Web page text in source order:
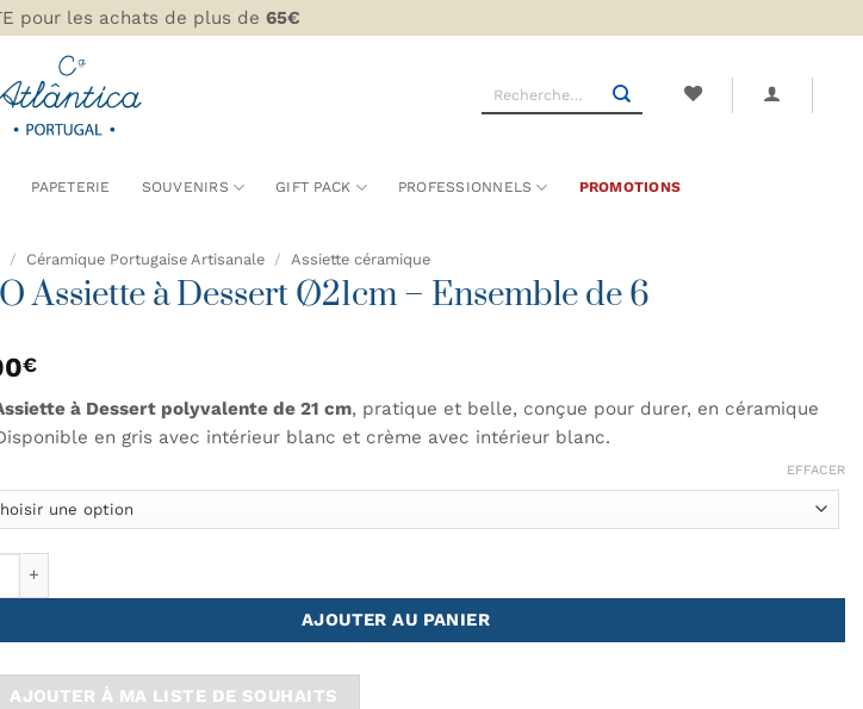
pour les achats de plus de 65€
Recherche
PAPETERIE SOUVENIRS GIFT PACK PROFESSIONNELS PROMOTIONS
/ Céramique Portugaise Artisanale / Assiette céramique
Assiette à Dessert Ø21cm – Ensemble de 6
€
à Dessert polyvalente de 21 cm, pratique et belle, conçue pour durer, en céramique
en gris avec intérieur blanc et crème avec intérieur blanc.
EFFACER
AJOUTER AU PANIER
AJOUTER À MA LISTE DE SOUHAITS